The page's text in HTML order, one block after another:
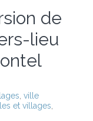
de
lieu
ville
et villages